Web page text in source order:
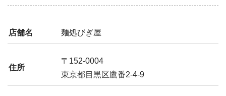
店舗名 麺処びぎ屋
住所
〒152-0004
東京都目黒区鷹番2-4-9